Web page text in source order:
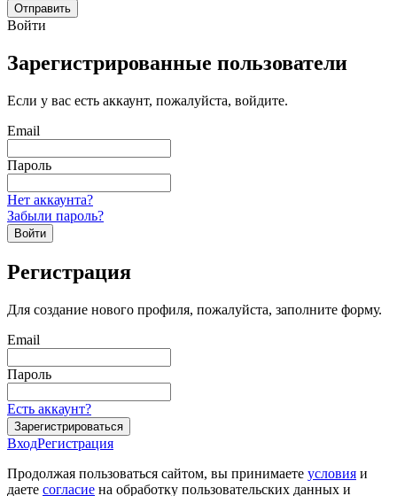
Отправить
Войти
Зарегистрированные пользователи
Если у вас есть аккаунт, пожалуйста, войдите.
Email
Пароль
Нет аккаунта?
Забыли пароль?
Войти
Регистрация
Для создание нового профиля, пожалуйста, заполните форму.
Email
Пароль
Есть аккаунт?
Зарегистрироваться
ВходРегистрация
Продолжая пользоваться сайтом, вы принимаете условия и
даете согласие на обработку пользовательских данных и